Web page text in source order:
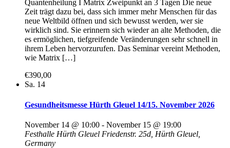
Quantenheilung I Matrix Zweipunkt an 3 Tagen Die neue
Zeit trägt dazu bei, dass sich immer mehr Menschen für das
neue Weltbild öffnen und sich bewusst werden, wer sie
wirklich sind. Sie erinnern sich wieder an alte Methoden, die
es ermöglichen, tiefgreifende Veränderungen sehr schnell in
ihrem Leben hervorzurufen. Das Seminar vereint Methoden,
wie Matrix […]
€390,00
Sa. 14
Gesundheitsmesse Hürth Gleuel 14/15. November 2026
November 14 @ 10:00 - November 15 @ 19:00
Festhalle Hürth Gleuel Friedenstr. 25d, Hürth Gleuel,
Germany